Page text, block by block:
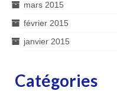
mars 2015
février 2015
janvier 2015
Catégories